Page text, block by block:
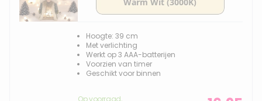
Hoogte: 39 cm
Met verlichting
Werkt op 3 AAA-batterijen
Voorzien van timer
Geschikt voor binnen
Op voorraad,